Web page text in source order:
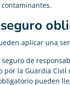
aplicar una
seguro de
la Guardia Civil
pueden